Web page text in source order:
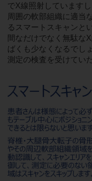
でX線照射しています
周囲の軟部組織に適当
るスマートスキャンと
間なだけでなく無駄な
ばくも少なくなるでし
測定の検査を受けてい